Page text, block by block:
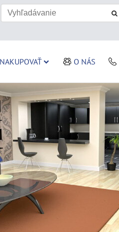
O NÁS